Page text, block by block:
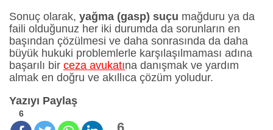
Sonuç olarak, yağma (gasp) suçu mağduru ya da
faili olduğunuz her iki durumda da sorunların en
başından çözülmesi ve daha sonrasında da daha
büyük hukuki problemlerle karşılaşılmaması adına
başarılı bir ceza avukatına danışmak ve yardım
almak en doğru ve akıllıca çözüm yoludur.
Yazıyı Paylaş
6